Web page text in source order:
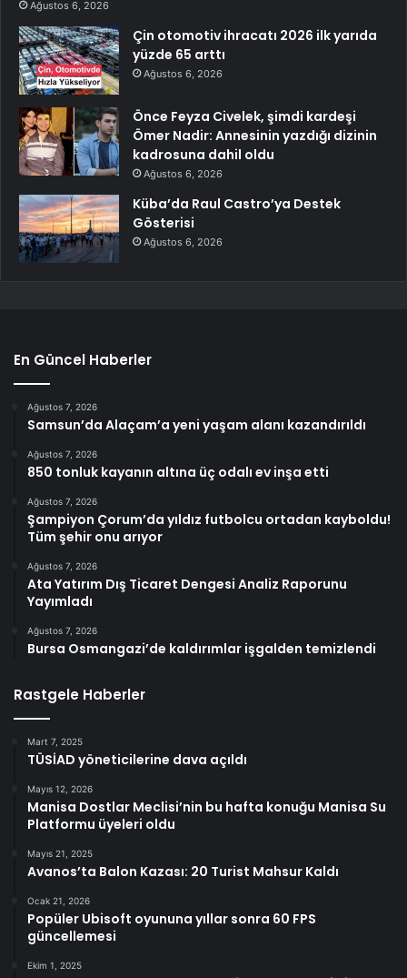
Ağustos 6, 2026
Çin otomotiv ihracatı 2026 ilk yarıda
yüzde 65 arttı
Ağustos 6, 2026
Önce Feyza Civelek, şimdi kardeşi
Ömer Nadir: Annesinin yazdığı dizinin
kadrosuna dahil oldu
Ağustos 6, 2026
Küba’da Raul Castro’ya Destek
Gösterisi
Ağustos 6, 2026
En Güncel Haberler
Ağustos 7, 2026
Samsun’da Alaçam’a yeni yaşam alanı kazandırıldı
Ağustos 7, 2026
850 tonluk kayanın altına üç odalı ev inşa etti
Ağustos 7, 2026
Şampiyon Çorum’da yıldız futbolcu ortadan kayboldu!
Tüm şehir onu arıyor
Ağustos 7, 2026
Ata Yatırım Dış Ticaret Dengesi Analiz Raporunu
Yayımladı
Ağustos 7, 2026
Bursa Osmangazi’de kaldırımlar işgalden temizlendi
Rastgele Haberler
Mart 7, 2025
TÜSİAD yöneticilerine dava açıldı
Mayıs 12, 2026
Manisa Dostlar Meclisi’nin bu hafta konuğu Manisa Su
Platformu üyeleri oldu
Mayıs 21, 2025
Avanos’ta Balon Kazası: 20 Turist Mahsur Kaldı
Ocak 21, 2026
Popüler Ubisoft oyununa yıllar sonra 60 FPS
güncellemesi
Ekim 1, 2025